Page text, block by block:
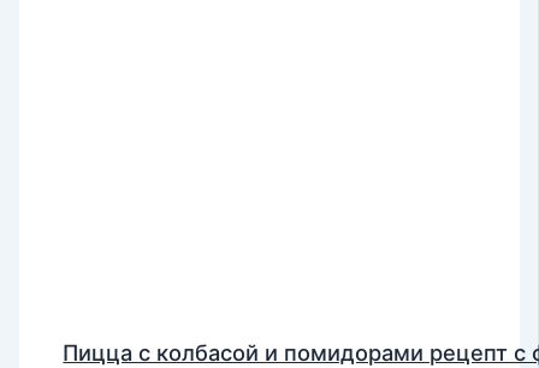
Пицца с колбасой и помидорами рецепт с